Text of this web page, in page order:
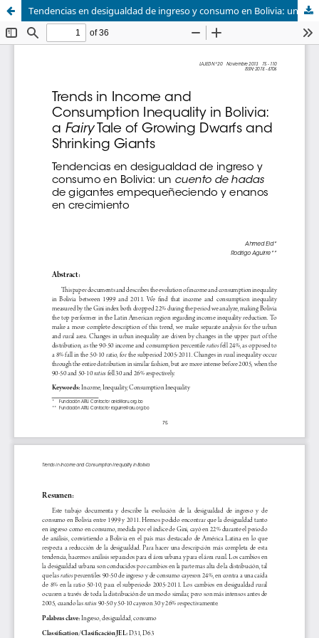
Tendencias en desigualdad de ingreso y consumo en Bolivia: un cuento de hadas de gigantes empequeñeciendo y enanos en crecimiento